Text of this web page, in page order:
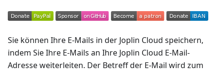
Sie können Ihre E-Mails in der Joplin Cloud speichern,
indem Sie Ihre E-Mails an Ihre Joplin Cloud E-Mail-
Adresse weiterleiten. Der Betreff der E-Mail wird zum